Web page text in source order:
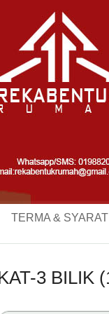
TERMA & SYARAT
3 BILIK